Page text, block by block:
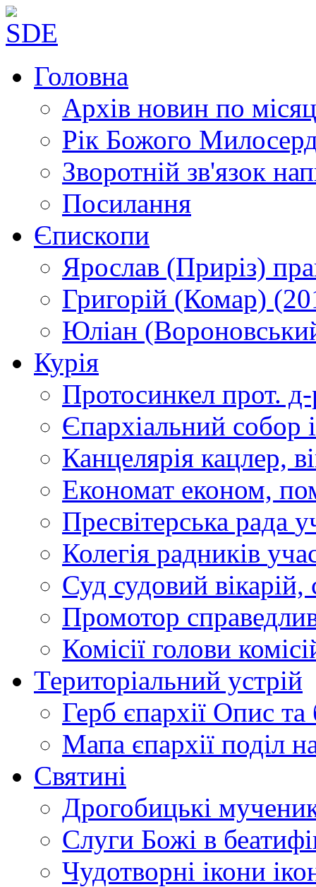
Головна
Архів новин по
Рік Божого
Зворотній зв'язок
Посилання
Єпископи
Ярослав (Приріз)
Григорій (Комар)
Юліан
Курія
Протосинкел прот.
Єпархіальний собор
Канцелярія кацлер,
Економат економ,
Пресвітерська рада
Колегія радників
Суд судовий вікарій,
Промотор
Комісії голови
Територіальний устрій
Герб єпархії Опис та
Мапа єпархії поділ
Святині
Дрогобицькі
Слуги Божі в
Чудотворні ікони